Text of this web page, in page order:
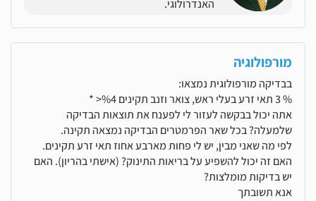
האנדרולוגי.
מורפולוגיה
בבדיקה מורפולוגית נמצאו:
% 3 תאי זרע בעלי ראש, צואר וזנב תקינים %4< *
אתה יכול בבקשה לעזור לי לפענח את תוצאות הבדיקה
שלמעלה? בכל שאר הפרמטרים הבדיקה נמצאה תקינה.
לפי מה שאני מבין, יש לי פחות מארבע אחוז תאי זרע תקינים.
האם זה יכול להשפיע על בריאות התינוק? (אישתי בהריון). האם
יש בדיקות מומלצות?
אנא תשובתך